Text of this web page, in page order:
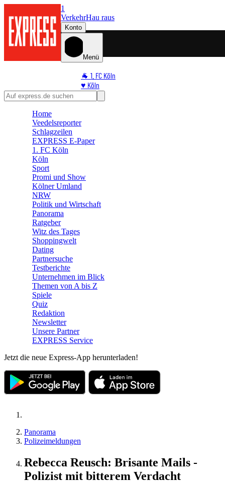
1
VerkehrHau raus
Konto
Menü
🐐 1. FC Köln
♥️ Köln
⭐ Promi
🛒 Shoppingwelt
Home
Veedelsreporter
Schlagzeilen
EXPRESS E-Paper
1. FC Köln
Köln
Sport
Promi und Show
Kölner Umland
NRW
Politik und Wirtschaft
Panorama
Ratgeber
Witz des Tages
Shoppingwelt
Dating
Partnersuche
Testberichte
Unternehmen im Blick
Themen von A bis Z
Spiele
Quiz
Redaktion
Newsletter
Unsere Partner
EXPRESS Service
Jetzt die neue Express-App herunterladen!
Panorama
Polizeimeldungen
Rebecca Reusch: Brisante Mails -
Polizist mit bitterem Verdacht